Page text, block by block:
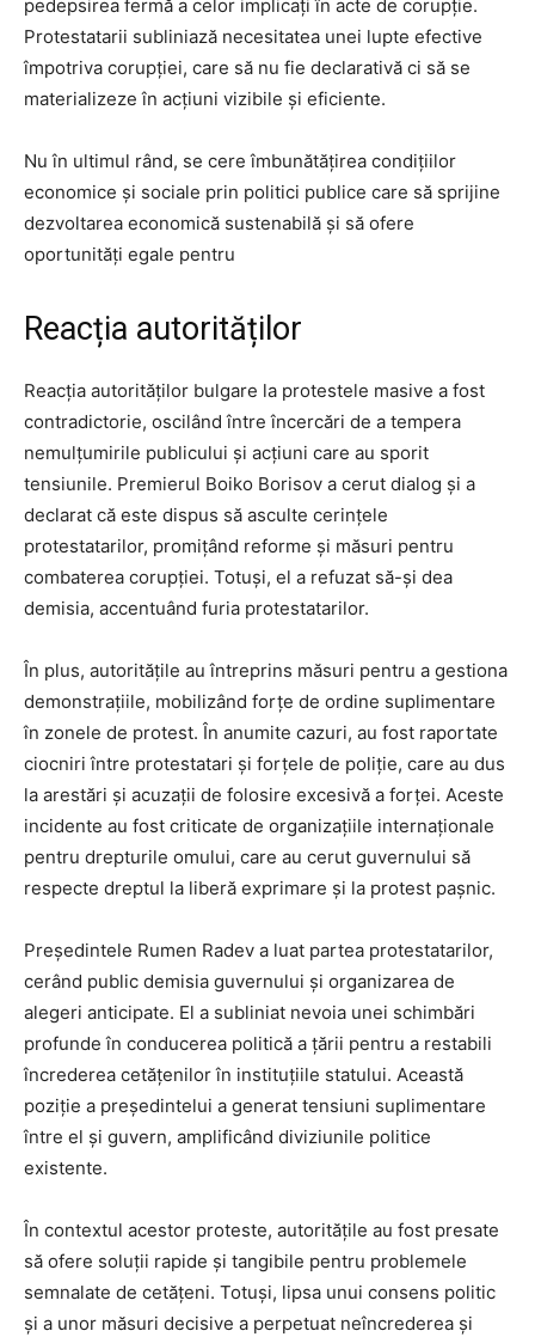
pedepsirea fermă a celor implicați în acte de corupție.
Protestatarii subliniază necesitatea unei lupte efective
împotriva corupției, care să nu fie declarativă ci să se
materializeze în acțiuni vizibile și eficiente.
Nu în ultimul rând, se cere îmbunătățirea condițiilor
economice și sociale prin politici publice care să sprijine
dezvoltarea economică sustenabilă și să ofere
oportunități egale pentru
Reacția autorităților
Reacția autorităților bulgare la protestele masive a fost
contradictorie, oscilând între încercări de a tempera
nemulțumirile publicului și acțiuni care au sporit
tensiunile. Premierul Boiko Borisov a cerut dialog și a
declarat că este dispus să asculte cerințele
protestatarilor, promițând reforme și măsuri pentru
combaterea corupției. Totuși, el a refuzat să-și dea
demisia, accentuând furia protestatarilor.
În plus, autoritățile au întreprins măsuri pentru a gestiona
demonstrațiile, mobilizând forțe de ordine suplimentare
în zonele de protest. În anumite cazuri, au fost raportate
ciocniri între protestatari și forțele de poliție, care au dus
la arestări și acuzații de folosire excesivă a forței. Aceste
incidente au fost criticate de organizațiile internaționale
pentru drepturile omului, care au cerut guvernului să
respecte dreptul la liberă exprimare și la protest pașnic.
Președintele Rumen Radev a luat partea protestatarilor,
cerând public demisia guvernului și organizarea de
alegeri anticipate. El a subliniat nevoia unei schimbări
profunde în conducerea politică a țării pentru a restabili
încrederea cetățenilor în instituțiile statului. Această
poziție a președintelui a generat tensiuni suplimentare
între el și guvern, amplificând diviziunile politice
existente.
În contextul acestor proteste, autoritățile au fost presate
să ofere soluții rapide și tangibile pentru problemele
semnalate de cetățeni. Totuși, lipsa unui consens politic
și a unor măsuri decisive a perpetuat neîncrederea și